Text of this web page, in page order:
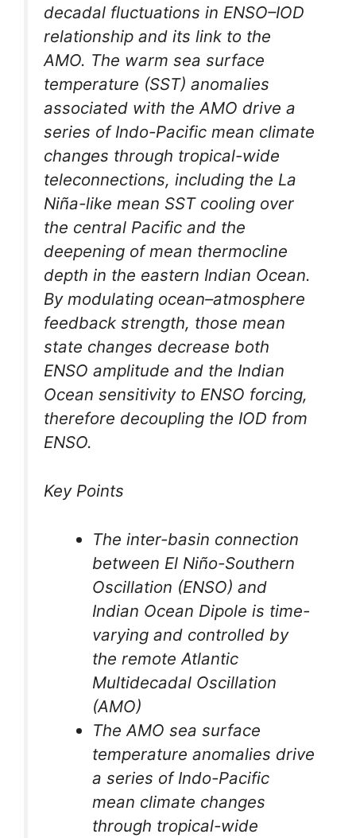
decadal fluctuations in ENSO–IOD
relationship and its link to the
AMO. The warm sea surface
temperature (SST) anomalies
associated with the AMO drive a
series of Indo-Pacific mean climate
changes through tropical-wide
teleconnections, including the La
Niña-like mean SST cooling over
the central Pacific and the
deepening of mean thermocline
depth in the eastern Indian Ocean.
By modulating ocean–atmosphere
feedback strength, those mean
state changes decrease both
ENSO amplitude and the Indian
Ocean sensitivity to ENSO forcing,
therefore decoupling the IOD from
ENSO.
Key Points
The inter-basin connection
between El Niño-Southern
Oscillation (ENSO) and
Indian Ocean Dipole is time-
varying and controlled by
the remote Atlantic
Multidecadal Oscillation
(AMO)
The AMO sea surface
temperature anomalies drive
a series of Indo-Pacific
mean climate changes
through tropical-wide